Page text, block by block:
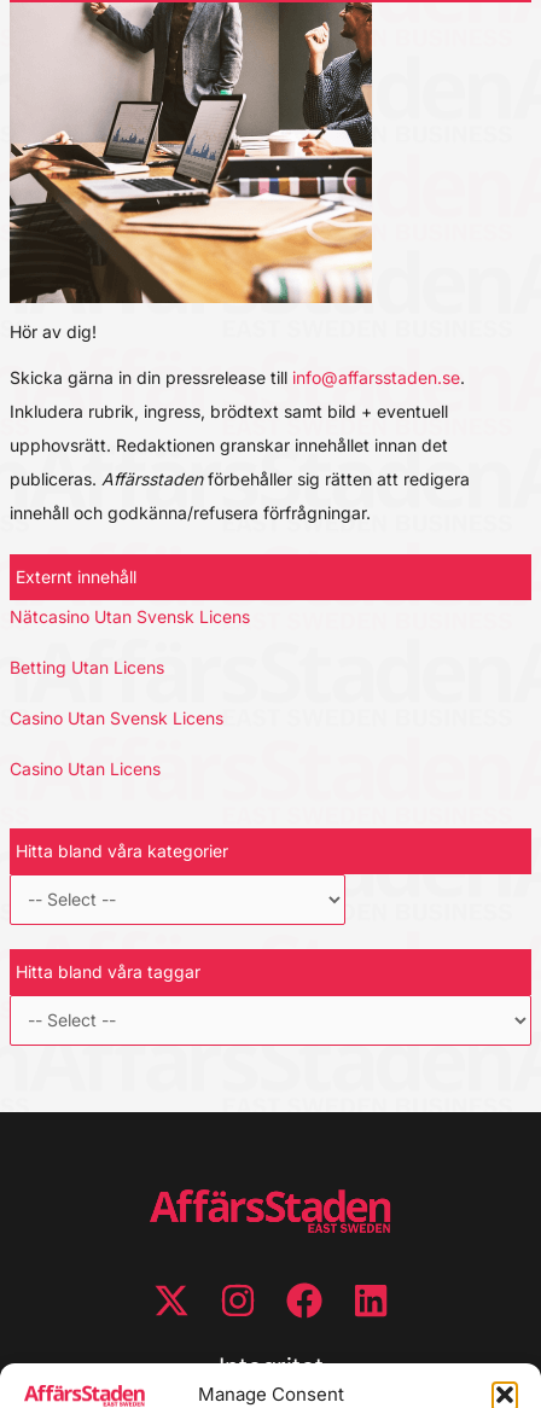
Manage Consent
Hör av dig!
Skicka gärna in din pressrelease till info@affarsstaden.se.
Inkludera rubrik, ingress, brödtext samt bild + eventuell
upphovsrätt. Redaktionen granskar innehållet innan det
publiceras. Affärsstadenförbehåller sig rätten att redigera
innehåll och godkänna/refusera förfrågningar.
Externt innehåll
Nätcasino Utan Svensk Licens
Betting Utan Licens
Casino Utan Svensk Licens
Casino Utan Licens
Hitta bland våra kategorier
Hitta bland våra taggar
Integritet